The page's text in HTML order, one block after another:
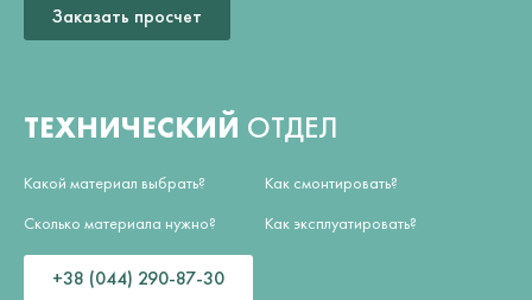
Заказать просчет
ТЕХНИЧЕСКИЙ ОТДЕЛ
Какой материал выбрать?
Сколько материала нужно?
Как смонтировать?
Как эксплуатировать?
+38 (044) 290-87-30